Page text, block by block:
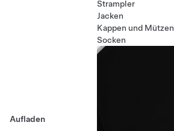
Aufladen
Strampler
Jacken
Kappen und Mützen
Socken